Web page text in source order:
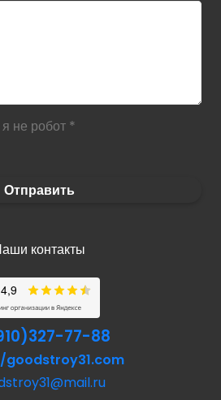
я не робот *
Отправить
контакты
77-88